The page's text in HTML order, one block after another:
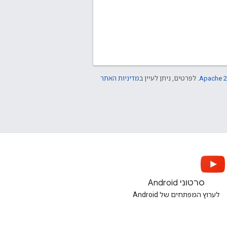
Apache . לפרטים, ניתן לעיין במדיניות האתר
סרטוני Android
לערוץ המפתחים של Android